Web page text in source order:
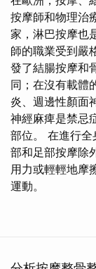
按摩師和物理治
家，淋巴按摩也
師的職業受到嚴
發了結腸按摩和
同；在沒有載體
炎、週邊性顏面
神經麻痺是禁忌
部位。 在進行
部和足部按摩除
用力或輕輕地摩
運動。